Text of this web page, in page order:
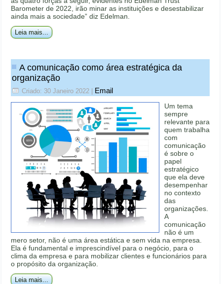
Barometer de 2022, irão minar as instituições e desestabilizar
ainda mais a sociedade” diz Edelman.
Leia mais...
A comunicação como área estratégica da
organização
Criado: 30 Janeiro 2022 | Email
Um tema
sempre
relevante para
quem trabalha
com
comunicação
é sobre o
papel
estratégico
que ela deve
desempenhar
no contexto
das
organizações.
A
comunicação
não é um
mero setor, não é uma área estática e sem vida na empresa.
Ela é fundamental e imprescindível para o negócio, para o
clima da empresa e para mobilizar clientes e funcionários para
o propósito da organização.
Leia mais...